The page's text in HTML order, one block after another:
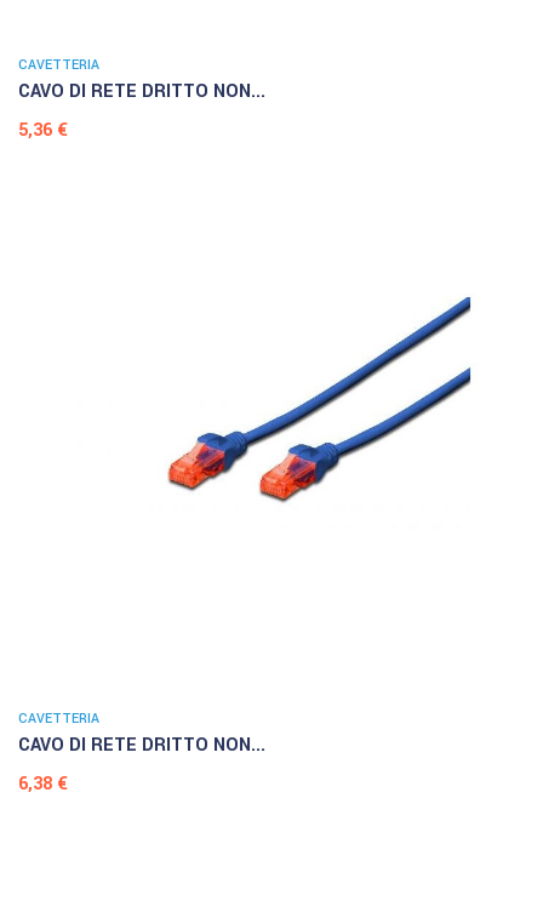
CAVETTERIA
CAVO DI RETE DRITTO NON...
Prezzo
5,36 €
CAVETTERIA
CAVO DI RETE DRITTO NON...
Prezzo
6,38 €